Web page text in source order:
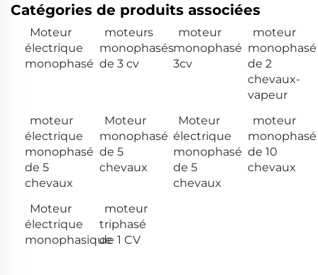
Catégories de produits associées
Moteur
électrique
monophasé
moteurs
monophasés
de 3 cv
moteur
monophasé
3cv
moteur
monophasé
de 2
chevaux-
vapeur
moteur
électrique
monophasé
de 5
chevaux
Moteur
monophasé
de 5
chevaux
Moteur
électrique
monophasé
de 5
chevaux
moteur
monophasé
de 10
chevaux
Moteur
électrique
monophasique
moteur
triphasé
de 1 CV